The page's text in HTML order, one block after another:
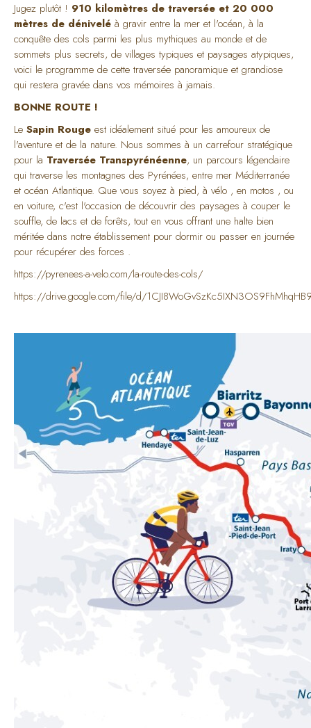
Jugez plutôt ! 910 kilomètres de traversée et 20 000
mètres de dénivelé à gravir entre la mer et l'océan, à la
conquête des cols parmi les plus mythiques au monde et de
sommets plus secrets, de villages typiques et paysages atypiques,
voici le programme de cette traversée panoramique et grandiose
qui restera gravée dans vos mémoires à jamais.
BONNE ROUTE !
Le Sapin Rouge est idéalement situé pour les amoureux de
l'aventure et de la nature. Nous sommes à un carrefour stratégique
pour la Traversée Transpyrénéenne, un parcours légendaire
qui traverse les montagnes des Pyrénées, entre mer Méditerranée
et océan Atlantique. Que vous soyez à pied, à vélo , en motos , ou
en voiture, c'est l'occasion de découvrir des paysages à couper le
souffle, de lacs et de forêts, tout en vous offrant une halte bien
méritée dans notre établissement pour dormir ou passer en journée
pour récupérer des forces .
https://pyrenees-a-velo.com/la-route-des-cols/
https://drive.google.com/file/d/